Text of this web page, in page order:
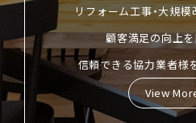
リフォーム工事・大規模
顧客満足の向上を
信頼できる協力業者様
View